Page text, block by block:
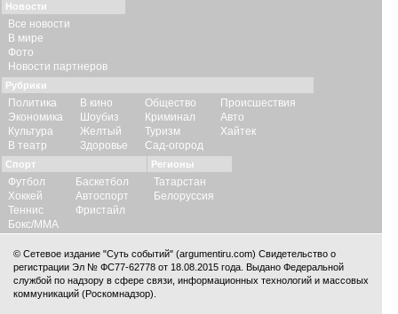
Новости
Все новости
В мире
Фото
Новости партнеров
Рубрики
Политика
Экономика
Культура
В театр
В кино
Шоубиз
Желтый
Здоровье
Общество
Криминал
Туризм
Сад-огород
Происшествия
Авто
Хайтек
Спорт
Футбол
Хоккей
Теннис
Бокс/ММА
Баскетбол
Автоспорт
Фристайл
Регионы
Татарстан
Белоруссия
© Сетевое издание "Суть событий" (argumentiru.com) Свидетельство о
регистрации Эл № ФС77-62778 от 18.08.2015 года. Выдано Федеральной
службой по надзору в сфере связи, информационных технологий и массовых
коммуникаций (Роскомнадзор).